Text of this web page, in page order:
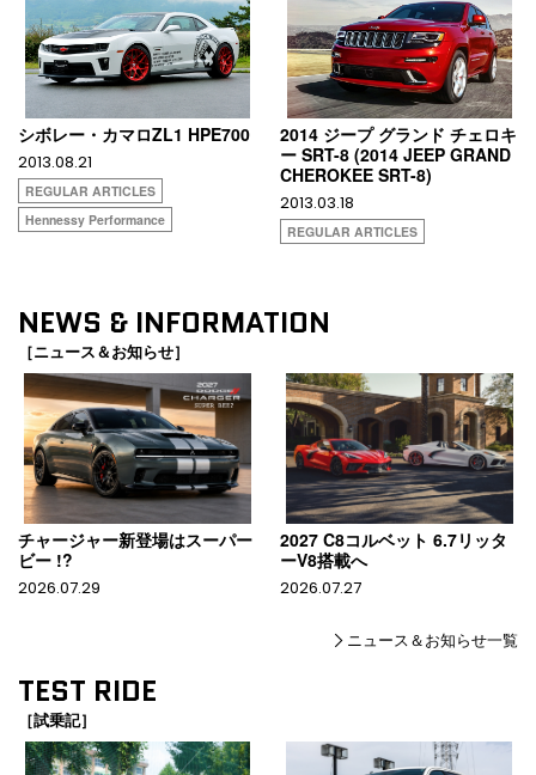
シボレー・カマロZL1 HPE700
2013.08.21
REGULAR ARTICLES
Hennessy Performance
2014 ジープ グランド チェロキ
ー SRT-8 (2014 JEEP GRAND
CHEROKEE SRT-8)
2013.03.18
REGULAR ARTICLES
NEWS & INFORMATION
［ニュース＆お知らせ］
チャージャー新登場はスーパー
ビー !?
2026.07.29
2027 C8コルベット 6.7リッタ
ーV8搭載へ
2026.07.27
ニュース＆お知らせ一覧
TEST RIDE
［試乗記］